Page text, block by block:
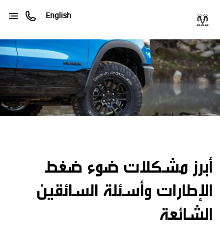
English
أبرز مشكلات ضوء ضغط
الإطارات وأسئلة السائقين
الشائعة